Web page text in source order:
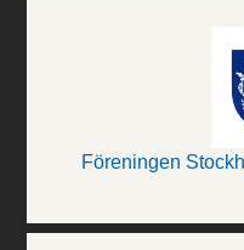
Föreningen